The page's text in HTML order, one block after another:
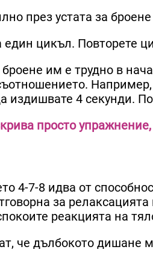
през устата за
цикъл. Повторете
им е трудно в
издишвате 4 секунди.
просто
4-7-8 идва от
за
реакцията на
че дълбокото дишане